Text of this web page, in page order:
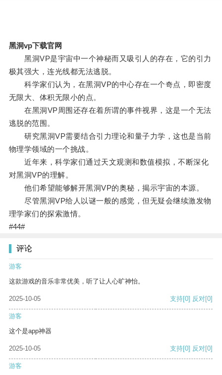
黑洞vp下载官网
黑洞VP是宇宙中一个神秘而又吸引人的存在，它的引力
极其强大，连光线都无法逃脱。
科学家们认为，在黑洞VP的中心存在一个奇点，即密度
无限大、体积无限小的点。
在黑洞VP周围还存在着所谓的事件视界，这是一个无法
逃脱的范围。
研究黑洞VP需要结合引力理论和量子力学，这也是当前
物理学领域的一个挑战。
近年来，科学家们通过天文观测和数值模拟，不断深化
对黑洞VP的理解。
他们希望能够解开黑洞VP的奥秘，揭示宇宙的本源。
尽管黑洞VP给人以谜一般的感觉，但无疑会继续激发物
理学家们的探索激情。
#44#
评论
游客
这款游戏的音乐非常优美，听了让人心旷神怡。
2025-10-05 支持[0] 反对[0]
游客
这个是app神器
2025-10-05 支持[0] 反对[0]
游客